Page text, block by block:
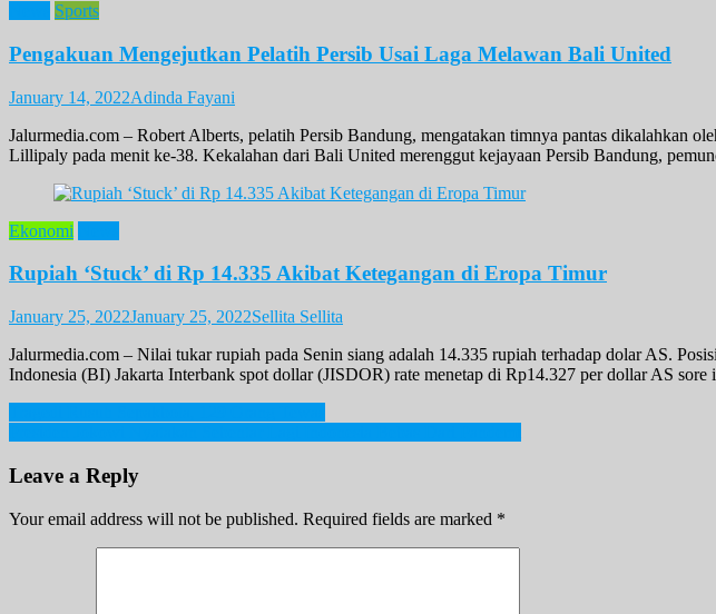
Sports
Pengakuan Mengejutkan Pelatih Persib Usai Laga Melawan Bali United
January 14, 2022Adinda Fayani
Jalurmedia.com – Robert Alberts, pelatih Persib Bandung, mengatakan timnya pantas
Lillipaly pada menit ke-38. Kekalahan dari Bali United merenggut kejayaan Persib Bandung,
Ekonomi
Rupiah ‘Stuck’ di Rp 14.335 Akibat Ketegangan di Eropa Timur
January 25, 2022January 25, 2022Sellita Sellita
Jalurmedia.com – Nilai tukar rupiah pada Senin siang adalah 14.335 rupiah terhadap dolar AS.
Indonesia (BI) Jakarta Interbank spot dollar (JISDOR) rate menetap di Rp14.327 per dollar AS
Post
navigation
Leave a Reply
Your email address will not be published. Required fields are marked *